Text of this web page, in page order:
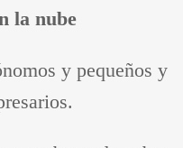
la nube
y pequeños y